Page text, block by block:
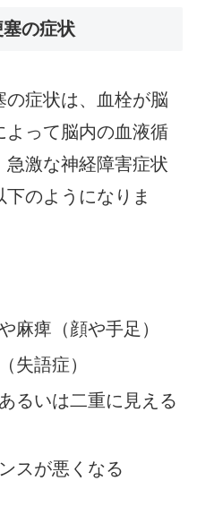
の症状
の症状は、血栓が脳
よって脳内の血液循
激な神経障害症状
のようになりま
麻痺（顔や手足）
失語症）
るいは二重に見える
スが悪くなる